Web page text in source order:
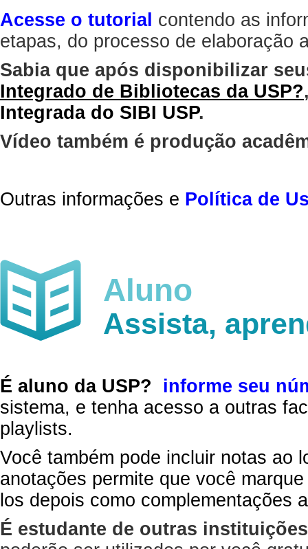
Acesse o tutorial contendo as
etapas, do processo de elaboração
Sabia que após disponibilizar
Integrado de Bibliotecas da USP?
Integrada do SIBI USP.
Vídeo também é produção
Outras informações e Política de
Aluno
Assista,
É aluno da USP?
informe seu
sistema, e tenha acesso a outras
playlists.
Você também pode incluir notas ao
anotações permite que você
los depois como complementações
É estudante de outras